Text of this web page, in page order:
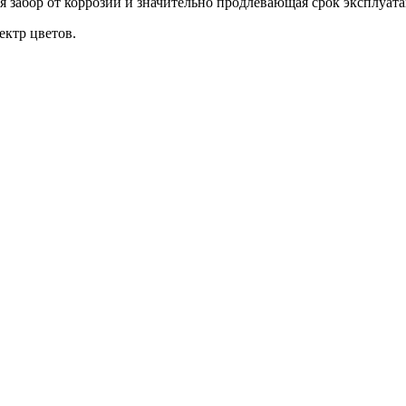
цветов.